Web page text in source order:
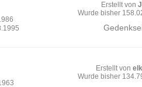
Erstellt von
Wurde bisher
Erstellt von
Wurde bisher